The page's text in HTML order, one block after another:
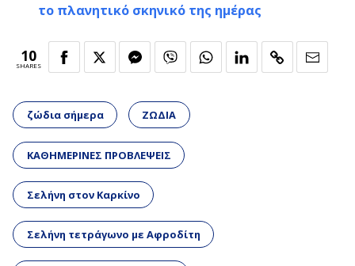
το πλανητικό σκηνικό της ημέρας
10
SHARES
ζώδια σήμερα ΖΩΔΙΑ
ΚΑΘΗΜΕΡΙΝΕΣ ΠΡΟΒΛΕΨΕΙΣ
Σελήνη στον Καρκίνο
Σελήνη τετράγωνο με Αφροδίτη